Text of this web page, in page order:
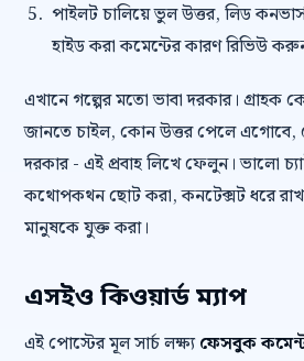
পাইলট চালিয়ে ভুল উত্তর, লিড
হাইড করা কমেন্টের কারণ রিভিউ
এখানে গল্পের মতো ভাবা দরকার। গ্রাহক
জানতে চাইল, কোন উত্তর পেলে এগোবে,
দরকার - এই প্রবাহ লিখে ফেলুন। ভালো
কথোপকথন ছোট করা, কনটেক্সট ধরে
মানুষকে যুক্ত করা।
এসইও কিওয়ার্ড ম্যাপ
এই পোস্টের মূল সার্চ লক্ষ্যফেসবুক